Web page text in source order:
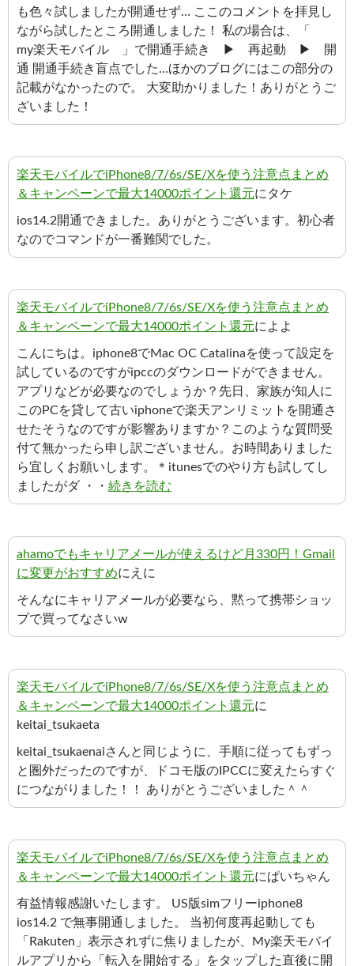
も色々試しましたが開通せず… ここのコメントを拝見し
ながら試したところ開通しました！ 私の場合は、「
my楽天モバイル 」で開通手続き ▶ 再起動 ▶ 開
通 開通手続き盲点でした…ほかのブログにはこの部分の
記載がなかったので。 大変助かりました！ありがとうご
ざいました！
楽天モバイルでiPhone8/7/6s/SE/Xを使う注意点まとめ
＆キャンペーンで最大14000ポイント還元にタケ
ios14.2開通できました。ありがとうございます。初心者
なのでコマンドが一番難関でした。
楽天モバイルでiPhone8/7/6s/SE/Xを使う注意点まとめ
＆キャンペーンで最大14000ポイント還元によよ
こんにちは。iphone8でMac OC Catalinaを使って設定を
試しているのですがipccのダウンロードができません。
アプリなどが必要なのでしょうか？先日、家族が知人に
このPCを貸して古いiphoneで楽天アンリミットを開通さ
せたそうなのですが影響ありますか？このような質問受
付て無かったら申し訳ございません。お時間ありました
ら宜しくお願いします。＊itunesでのやり方も試してし
ましたがダ ・・ 続きを読む
ahamoでもキャリアメールが使えるけど月330円！Gmail
に変更がおすすめにえに
そんなにキャリアメールが必要なら、黙って携帯ショッ
プで買ってなさいw
楽天モバイルでiPhone8/7/6s/SE/Xを使う注意点まとめ
＆キャンペーンで最大14000ポイント還元に
keitai_tsukaeta
keitai_tsukaenaiさんと同じように、手順に従ってもずっ
と圏外だったのですが、ドコモ版のIPCCに変えたらすぐ
につながりました！！ ありがとうございました＾＾
楽天モバイルでiPhone8/7/6s/SE/Xを使う注意点まとめ
＆キャンペーンで最大14000ポイント還元にぱいちゃん
有益情報感謝いたします。 US版simフリーiphone8
ios14.2 で無事開通しました。 当初何度再起動しても
「Rakuten」表示されずに焦りましたが、My楽天モバイ
ルアプリから「転入を開始する」をタップした直後に開